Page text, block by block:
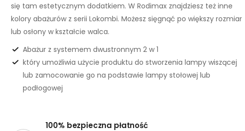
się tam estetycznym dodatkiem. W Rodimax znajdziesz też inne
kolory abażurów z serii Lokombi. Możesz sięgnąć po większy rozmiar
lub osłony w kształcie walca.
Abażur z systemem dwustronnym 2 w 1
który umożliwia użycie produktu do stworzenia lampy wiszącej
lub zamocowanie go na podstawie lampy stołowej lub
podłogowej
100% bezpieczna płatność